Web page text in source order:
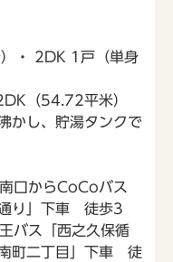
・ 2DK 1戸（単身
（54.72平米）
かし、貯湯タンクで
口からCoCoバス
通り」下車 徒歩3
バス「西之久保循
町二丁目」下車 徒